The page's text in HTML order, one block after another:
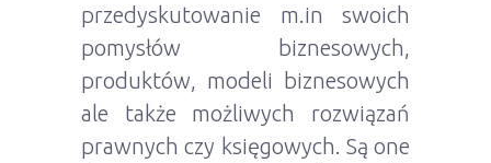
przedyskutowanie m.in swoich
pomysłów biznesowych,
produktów, modeli biznesowych
ale także możliwych rozwiązań
prawnych czy księgowych. Są one